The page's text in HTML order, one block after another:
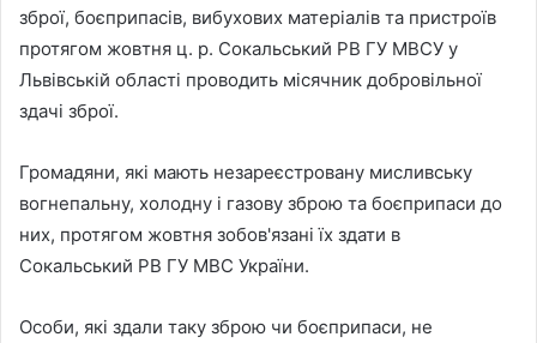
зброї, боєприпасів, вибухових матеріалів та пристроїв
протягом жовтня ц. р. Сокальський РВ ГУ МВСУ у
Львівській області проводить місячник добровільної
здачі зброї.
Громадяни, які мають незареєстровану мисливську
вогнепальну, холодну і газову зброю та боєприпаси до
них, протягом жовтня зобов'язані їх здати в
Сокальський РВ ГУ МВС України.
Особи, які здали таку зброю чи боєприпаси, не